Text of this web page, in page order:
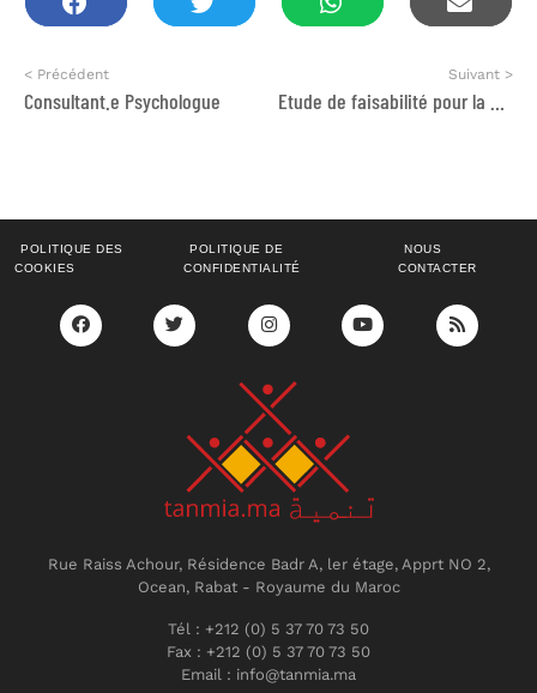
< Précédent
Consultant.e Psychologue
Suivant >
POLITIQUE DES
COOKIES
POLITIQUE DE
CONFIDENTIALITÉ
NOUS
CONTACTER
Rue Raiss Achour, Résidence Badr A, ler étage, Apprt NO 2,
Ocean, Rabat - Royaume du Maroc
Tél : +212 (0) 5 37 70 73 50
Fax : +212 (0) 5 37 70 73 50
Email : info@tanmia.ma